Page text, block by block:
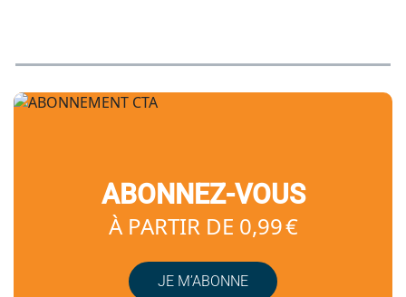
ABONNEZ-VOUS
À PARTIR DE 0,99 €
JE M’ABONNE